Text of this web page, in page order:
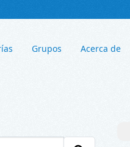
Grupos Acerca de